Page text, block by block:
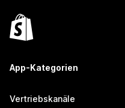
App-Kategorien
Vertriebskanäle